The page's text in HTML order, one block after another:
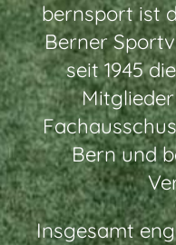
bernsport ist
Berner
seit 1945
Bern und
Insgesamt